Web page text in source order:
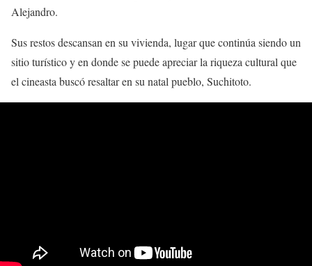
Alejandro.
Sus restos descansan en su vivienda, lugar que continúa siendo un
sitio turístico y en donde se puede apreciar la riqueza cultural que
el cineasta buscó resaltar en su natal pueblo, Suchitoto.